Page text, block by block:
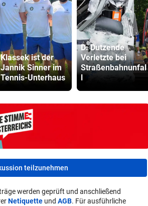
Klassek ist der
Jannik Sinner im
Tennis-Unterhaus
D: Dutzende
Verletzte bei
Straßenbahnunfal
l
teilzunehmen
werden geprüft und anschließend
Netiquette und AGB. Für ausführliche